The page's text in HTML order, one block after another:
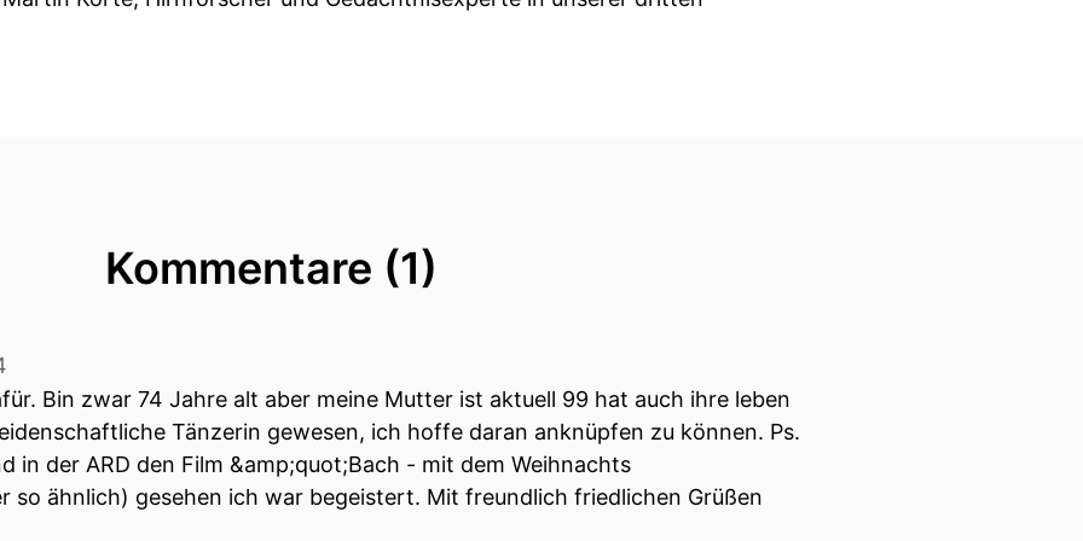
quasi die Balance halten und so ist es auch mit dem Leben.
damit Leben sich entwickeln kann.
auch die Stabilität, damit eben Organismen so miteinander kommunizieren
Kommentare (1)
Bin zwar 74 Jahre alt aber meine Mutter ist aktuell 99 hat auch ihre leben
Tänzerin gewesen, ich hoffe daran anknüpfen zu können. Ps.
in der ARD den Film &amp;quot;Bach - mit dem Weihnachts
so ähnlich) gesehen ich war begeistert. Mit freundlich friedlichen Grüßen